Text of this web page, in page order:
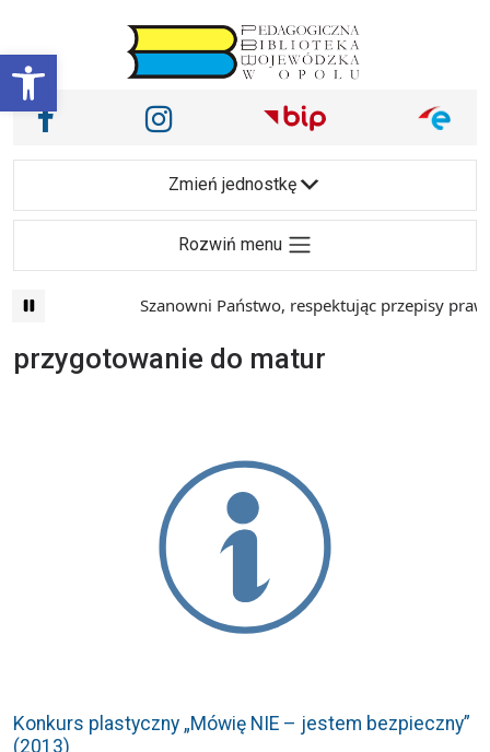
Otwórz pasek narzędzi
Main Navigation
Nasze media społecznościowe i inne
Facebook Instagram
Zmień jednostkę
Rozwiń menu
Szanowni Państwo, respektując przepisy
przygotowanie do matur
Konkurs plastyczny „Mówię NIE – jestem bezpieczny”
(2013)